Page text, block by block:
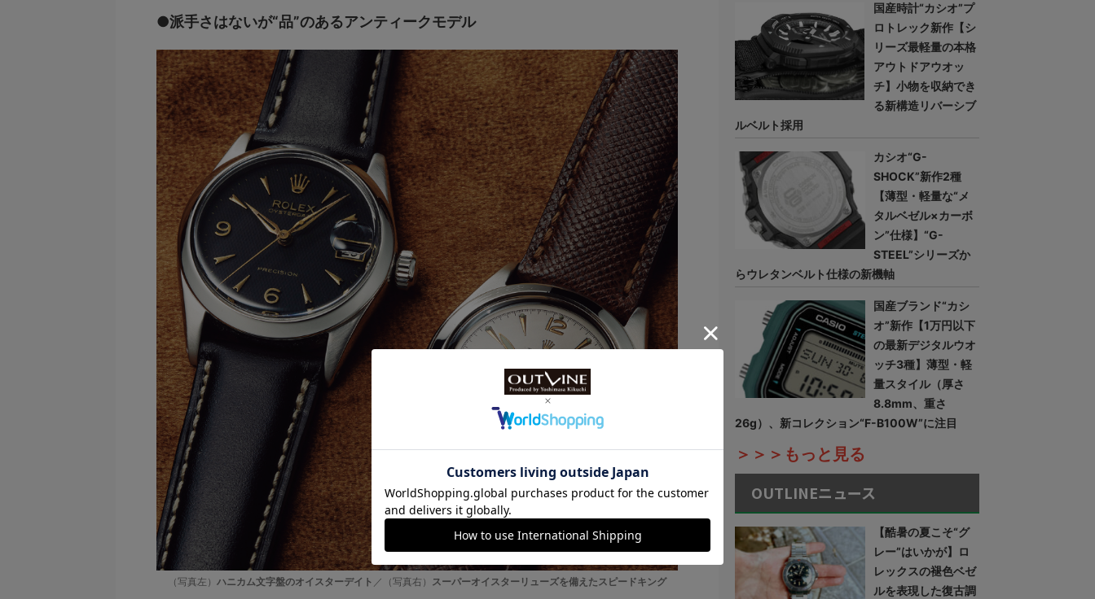
●派手さはないが“品”のあるアンティークモデル
（写真左） ハニカム文字盤のオイスターデイト ／（写真右） スーパーオイスターリューズを備えたスピードキング
国産時計“カシオ”プ
ロトレック新作【シ
リーズ最軽量の本格
アウトドアウオッ
チ】小物を収納でき
る新構造リバーシブ
ルベルト採用
カシオ“G-
SHOCK”新作2種
【薄型・軽量な“メ
タルベゼル×カーボ
ン”仕様】“G-
STEEL”シリーズか
らウレタンベルト仕様の新機軸
国産ブランド“カシ
オ”新作【1万円以下
の最新デジタルウオ
ッチ3種】薄型・軽
量スタイル（厚さ
8.8mm、重さ
26g）、新コレクション“F-B100W”に注目
＞＞＞もっと見る
OUTLINEニュース
【酷暑の夏こそ“グ
レー”はいかが】ロ
レックスの褪色ベゼ
ルを表現した復古調